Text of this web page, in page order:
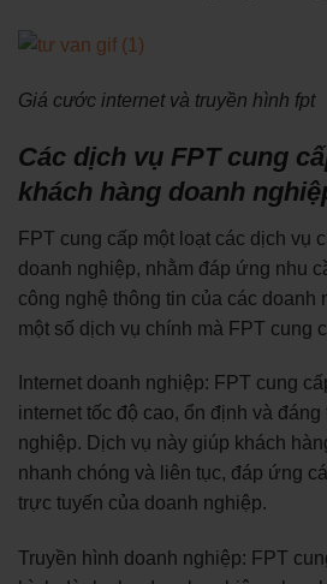
Giá cước internet và truyền hình fpt
Các dịch vụ FPT cung
khách hàng doanh
FPT cung cấp một loạt các dịch vụ
doanh nghiệp, nhằm đáp ứng nhu
công nghệ thông tin của các doanh
một số dịch vụ chính mà FPT cung
Internet doanh nghiệp: FPT cung
internet tốc độ cao, ổn định và
nghiệp. Dịch vụ này giúp khách
nhanh chóng và liên tục, đáp ứng
trực tuyến của doanh nghiệp.
Truyền hình doanh nghiệp: FPT